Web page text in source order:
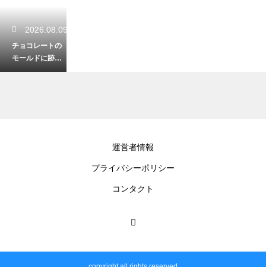
2026.08.09
チョコレートの
モールドに跡が
つく時の対処！
運営者情報
プライバシーポリシー
コンタクト